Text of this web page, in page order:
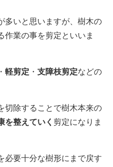
多いと思いますが、樹木の
作業の事を剪定といいま
・ 軽剪定 ・ 支障枝剪定などの
切除することで樹木本来の
を整えていく 剪定になりま
必要十分な樹形にまで戻す